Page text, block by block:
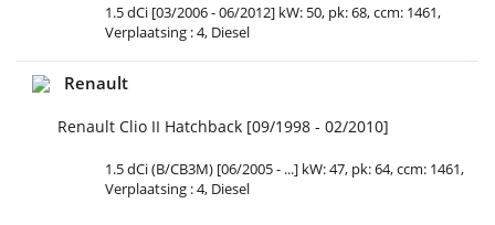
1.5 dCi [03/2006 - 06/2012] kW: 50, pk: 68, ccm: 1461,
Verplaatsing : 4, Diesel
Renault
Renault Clio II Hatchback [09/1998 - 02/2010]
1.5 dCi (B/CB3M) [06/2005 - ...] kW: 47, pk: 64, ccm: 1461,
Verplaatsing : 4, Diesel